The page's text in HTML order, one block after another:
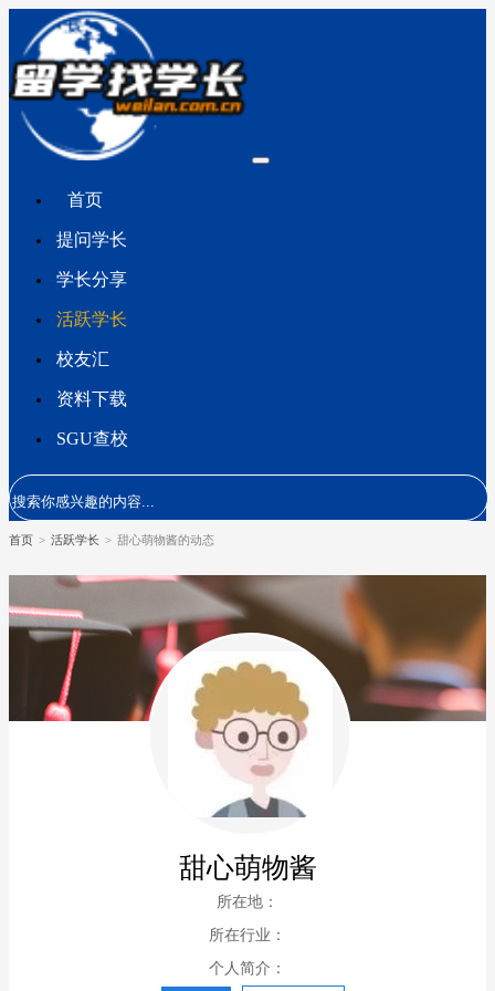
首页
提问学长
学长分享
活跃学长
校友汇
资料下载
SGU查校
首页 > 活跃学长 > 甜心萌物酱的动态
甜心萌物酱
所在地：
所在行业：
个人简介：